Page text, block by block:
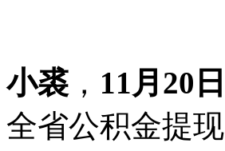
小裘 ， 11月20日
全省公积金提现